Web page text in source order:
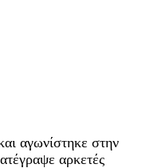
αγωνίστηκε στην
αρκετές